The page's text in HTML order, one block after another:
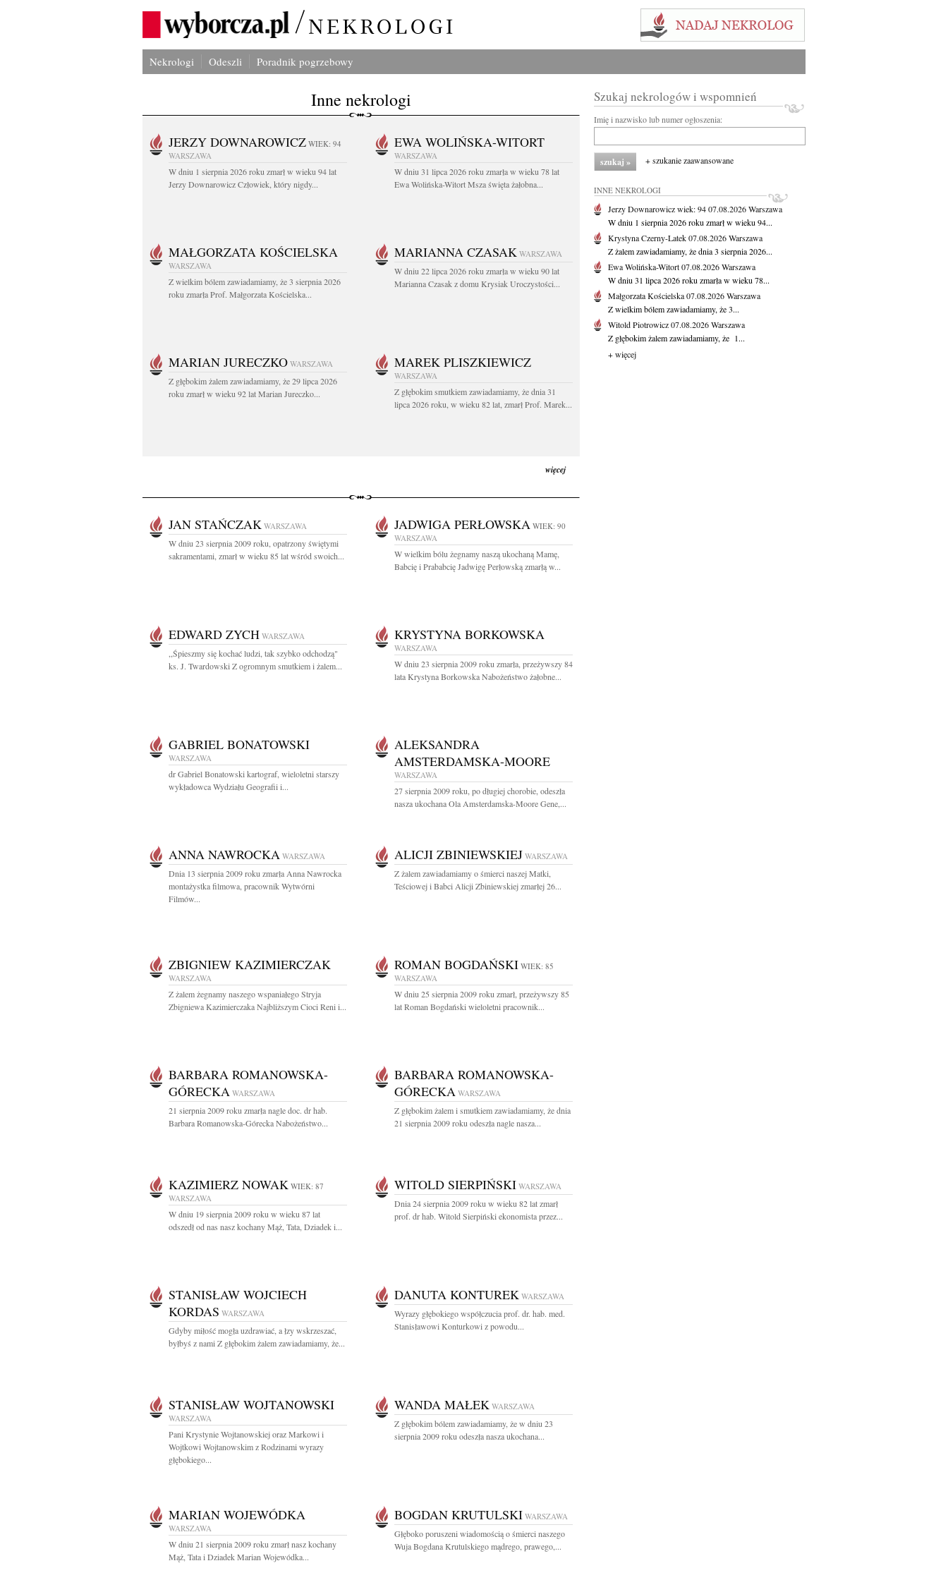
Nekrologi Odeszli Poradnik pogrzebowy
Inne nekrologi
JERZY DOWNAROWICZ WIEK: 94
WARSZAWA
W dniu 1 sierpnia 2026 roku zmarł w wieku 94 lat
Jerzy Downarowicz Człowiek, który nigdy...
EWA WOLIŃSKA-WITORT
WARSZAWA
W dniu 31 lipca 2026 roku zmarła w wieku 78 lat
Ewa Wolińska-Witort Msza święta żałobna...
MAŁGORZATA KOŚCIELSKA
WARSZAWA
Z wielkim bólem zawiadamiamy, że 3 sierpnia 2026
roku zmarła Prof. Małgorzata Kościelska...
MARIANNA CZASAK WARSZAWA
W dniu 22 lipca 2026 roku zmarła w wieku 90 lat
Marianna Czasak z domu Krysiak Uroczystości...
MARIAN JURECZKO WARSZAWA
Z głębokim żalem zawiadamiamy, że 29 lipca 2026
roku zmarł w wieku 92 lat Marian Jureczko...
MAREK PLISZKIEWICZ
WARSZAWA
Z głębokim smutkiem zawiadamiamy, że dnia 31
lipca 2026 roku, w wieku 82 lat, zmarł Prof. Marek...
więcej
JAN STAŃCZAK WARSZAWA
W dniu 23 sierpnia 2009 roku, opatrzony świętymi
sakramentami, zmarł w wieku 85 lat wśród swoich...
JADWIGA PERŁOWSKA WIEK: 90
WARSZAWA
W wielkim bólu żegnamy naszą ukochaną Mamę,
Babcię i Prababcię Jadwigę Perłowską zmarłą w...
EDWARD ZYCH WARSZAWA
,,Śpieszmy się kochać ludzi, tak szybko odchodzą"
ks. J. Twardowski Z ogromnym smutkiem i żalem...
KRYSTYNA BORKOWSKA
WARSZAWA
W dniu 23 sierpnia 2009 roku zmarła, przeżywszy 84
lata Krystyna Borkowska Nabożeństwo żałobne...
GABRIEL BONATOWSKI
WARSZAWA
dr Gabriel Bonatowski kartograf, wieloletni starszy
wykładowca Wydziału Geografii i...
ALEKSANDRA
AMSTERDAMSKA-MOORE
WARSZAWA
27 sierpnia 2009 roku, po długiej chorobie, odeszła
nasza ukochana Ola Amsterdamska-Moore Gene,...
ANNA NAWROCKA WARSZAWA
Dnia 13 sierpnia 2009 roku zmarła Anna Nawrocka
montażystka filmowa, pracownik Wytwórni
Filmów...
ALICJI ZBINIEWSKIEJ WARSZAWA
Z żalem zawiadamiamy o śmierci naszej Matki,
Teściowej i Babci Alicji Zbiniewskiej zmarłej 26...
ZBIGNIEW KAZIMIERCZAK
WARSZAWA
Z żalem żegnamy naszego wspaniałego Stryja
Zbigniewa Kazimierczaka Najbliższym Cioci Reni i...
ROMAN BOGDAŃSKI WIEK: 85
WARSZAWA
W dniu 25 sierpnia 2009 roku zmarł, przeżywszy 85
lat Roman Bogdański wieloletni pracownik...
BARBARA ROMANOWSKA-
GÓRECKA WARSZAWA
21 sierpnia 2009 roku zmarła nagle doc. dr hab.
Barbara Romanowska-Górecka Nabożeństwo...
BARBARA ROMANOWSKA-
GÓRECKA WARSZAWA
Z głębokim żalem i smutkiem zawiadamiamy, że dnia
21 sierpnia 2009 roku odeszła nagle nasza...
KAZIMIERZ NOWAK WIEK: 87
WARSZAWA
W dniu 19 sierpnia 2009 roku w wieku 87 lat
odszedł od nas nasz kochany Mąż, Tata, Dziadek i...
WITOLD SIERPIŃSKI WARSZAWA
Dnia 24 sierpnia 2009 roku w wieku 82 lat zmarł
prof. dr hab. Witold Sierpiński ekonomista przez...
STANISŁAW WOJCIECH
KORDAS WARSZAWA
Gdyby miłość mogła uzdrawiać, a łzy wskrzeszać,
byłbyś z nami Z głębokim żalem zawiadamiamy, że...
DANUTA KONTUREK WARSZAWA
Wyrazy głębokiego współczucia prof. dr. hab. med.
Stanisławowi Konturkowi z powodu...
STANISŁAW WOJTANOWSKI
WARSZAWA
Pani Krystynie Wojtanowskiej oraz Markowi i
Wojtkowi Wojtanowskim z Rodzinami wyrazy
głębokiego...
WANDA MAŁEK WARSZAWA
Z głębokim bólem zawiadamiamy, że w dniu 23
sierpnia 2009 roku odeszła nasza ukochana...
MARIAN WOJEWÓDKA
WARSZAWA
W dniu 21 sierpnia 2009 roku zmarł nasz kochany
Mąż, Tata i Dziadek Marian Wojewódka...
BOGDAN KRUTULSKI WARSZAWA
Głęboko poruszeni wiadomością o śmierci naszego
Wuja Bogdana Krutulskiego mądrego, prawego,...
Szukaj nekrologów i wspomnień
Imię i nazwisko lub numer ogłoszenia:
+ szukanie zaawansowane
INNE NEKROLOGI
Jerzy Downarowiczwiek: 9407.08.2026Warszawa
W dniu 1 sierpnia 2026 roku zmarł w wieku 94...
Krystyna Czerny-Latek07.08.2026Warszawa
Z żalem zawiadamiamy, że dnia 3 sierpnia 2026...
Ewa Wolińska-Witort07.08.2026Warszawa
W dniu 31 lipca 2026 roku zmarła w wieku 78...
Małgorzata Kościelska07.08.2026Warszawa
Z wielkim bólem zawiadamiamy, że 3...
Witold Piotrowicz07.08.2026Warszawa
Z głębokim żalem zawiadamiamy, że 1...
+ więcej